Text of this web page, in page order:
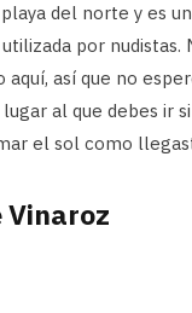
del norte y es
por nudistas.
aquí, así que no
al que debes ir
el sol como
Vinaroz